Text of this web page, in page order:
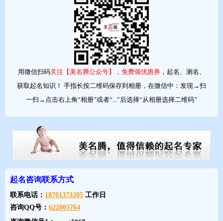
3、2026年2月生男宝宝起名避免用“水”部首过旺的字
马性属火，水火相克，若名字中“水”部首过旺，可能会抑制生肖的
积极特质，不利于运势发展。例如：海、河、江、湖、洋、波、
用微信扫码关注【美名腾公众号】，免费领优惠券，起名、测名、
获取起名知识！ 手指长按二维码保存到相册，在微信中：发现→扫
一扫→点击右上角“相册”或者“...”后选择“从相册选择二维码”
起名咨询联系方式
联系电话： 18701373205 工作日
咨询QQ号： 622005764